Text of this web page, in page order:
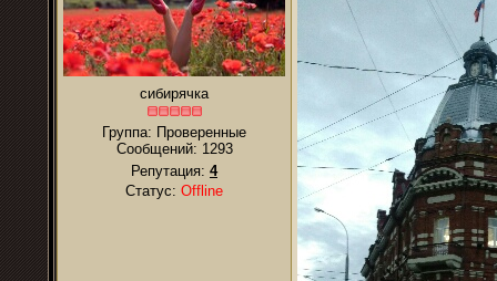
сибирячка
Группа: Проверенные
Сообщений: 1293
Репутация: 4
Статус: Offline